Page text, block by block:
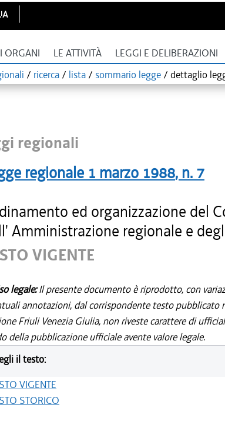
ORGANI LE ATTIVITÀ LEGGI E DELIBERAZIONI
/ ricerca / lista / sommario legge / dettaglio
regionali
regionale 1 marzo 1988, n. 7
ed organizzazione del
Amministrazione regionale e
VIGENTE
legale:Il presente documento è riprodotto, con
annotazioni, dal corrispondente testo pubblicato
Friuli Venezia Giulia, non riveste carattere di
della pubblicazione ufficiale avente valore legale.
il testo:
VIGENTE
STORICO